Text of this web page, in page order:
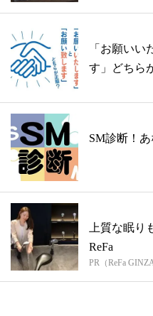
「お願いい
す」どちら
SM診断！
上質な眠り
ReFa
PR（ReFa